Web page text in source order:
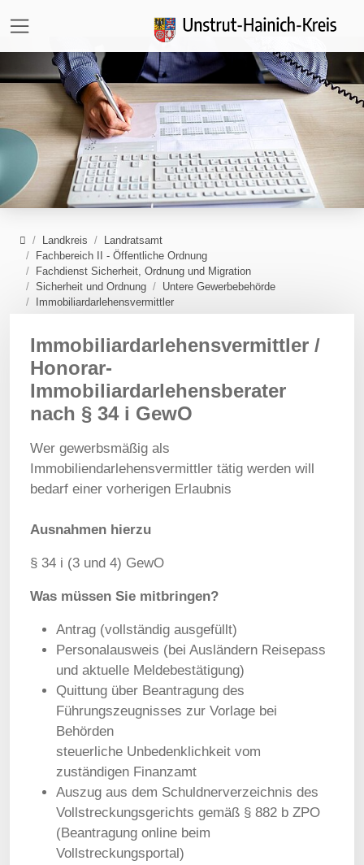
HomeLandkreis
Landratsamt
Fachbereich II - Öffentliche Ordnung
Fachdienst Sicherheit, Ordnung und Migration
Sicherheit und Ordnung
Untere Gewerbebehörde
Immobiliardarlehensvermittler
Immobiliardarlehensvermittler /
Honorar-
Immobiliardarlehensberater
nach § 34 i GewO
Wer gewerbsmäßig als
Immobiliendarlehensvermittler tätig werden will
bedarf einer vorherigen Erlaubnis
Ausnahmen hierzu
§ 34 i (3 und 4) GewO
Was müssen Sie mitbringen?
Antrag (vollständig ausgefüllt)
Personalausweis (bei Ausländern Reisepass
und aktuelle Meldebestätigung)
Quittung über Beantragung des
Führungszeugnisses zur Vorlage bei
Behörden
steuerliche Unbedenklichkeit vom
zuständigen Finanzamt
Auszug aus dem Schuldnerverzeichnis des
Vollstreckungsgerichts gemäß § 882 b ZPO
(Beantragung online beim
Vollstreckungsportal)